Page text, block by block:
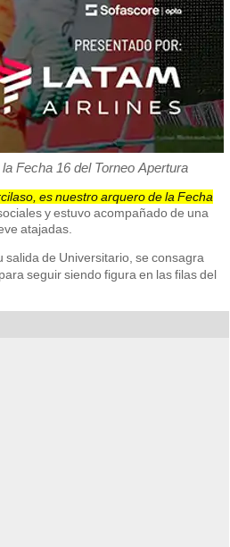
Fecha 16 del Torneo Apertura
es nuestro arquero de la Fecha
y estuvo acompañado de una
atajadas.
de Universitario, se consagra
seguir siendo figura en las filas del